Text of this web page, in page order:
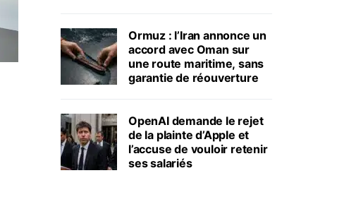
Ormuz : l’Iran annonce un
accord avec Oman sur
une route maritime, sans
garantie de réouverture
OpenAI demande le rejet
de la plainte d’Apple et
l’accuse de vouloir retenir
ses salariés